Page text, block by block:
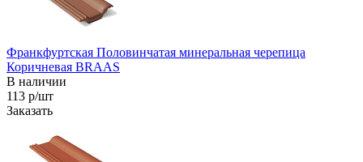
Франкфуртская Половинчатая минеральная черепица
Коричневая BRAAS
В наличии
113 р/шт
Заказать